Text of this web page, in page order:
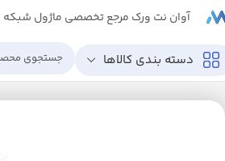
آوان نت ورک مرجع تخصصی ماژول
دسته بندی کالاها